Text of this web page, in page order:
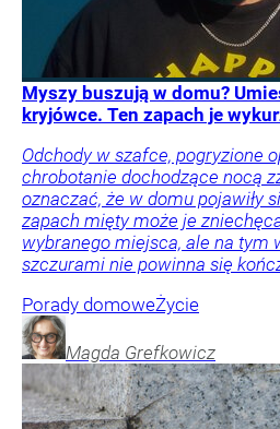
Myszy buszują w domu?
kryjówce. Ten zapach je
Odchody w szafce, pogryzione
chrobotanie dochodzące nocą
oznaczać, że w domu pojawiły
zapach mięty może je
wybranego miejsca, ale na tym
szczurami nie powinna się
Porady domoweŻycie
Magda Grefkowicz